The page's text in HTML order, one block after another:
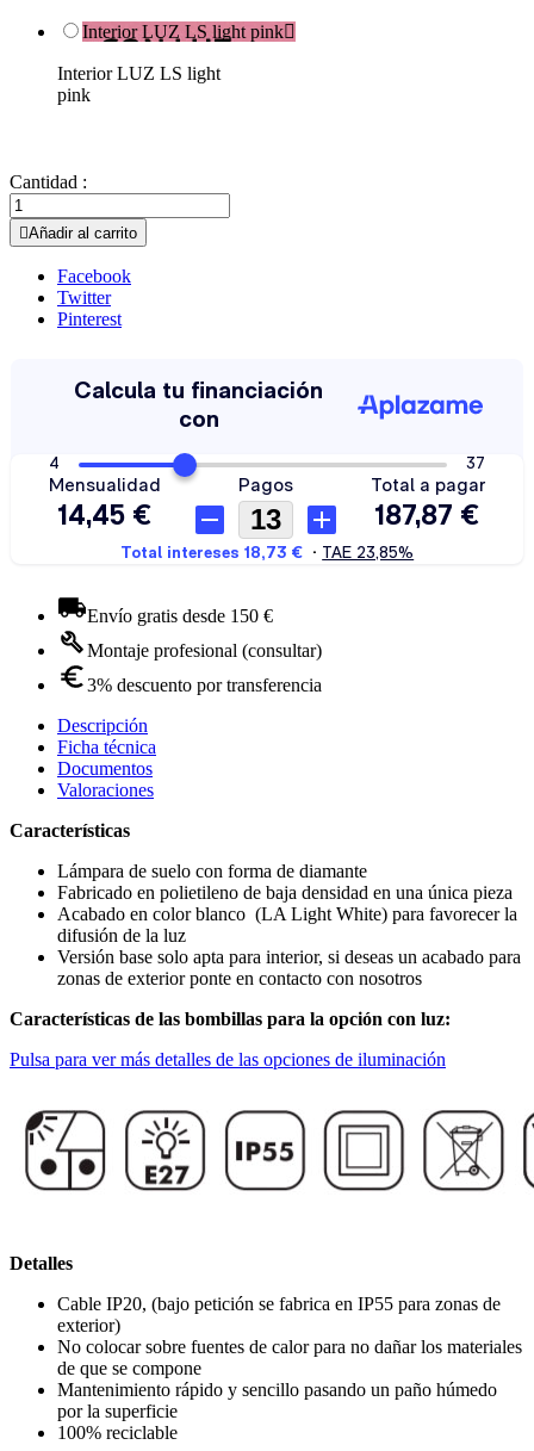
Interior LUZ LS light pink
Interior LUZ LS light
pink
Cantidad :
Añadir al carrito
Facebook
Twitter
Pinterest
Envío gratis desde 150 €
Montaje profesional (consultar)
3% descuento por transferencia
Descripción
Ficha técnica
Documentos
Valoraciones
Características
Lámpara de suelo con forma de diamante
Fabricado en polietileno de baja densidad en una única pieza
Acabado en color blanco (LA Light White) para favorecer la
difusión de la luz
Versión base solo apta para interior, si deseas un acabado para
zonas de exterior ponte en contacto con nosotros
Características de las bombillas para la opción con luz:
Pulsa para ver más detalles de las opciones de iluminación
Detalles
Cable IP20, (bajo petición se fabrica en IP55 para zonas de
exterior)
No colocar sobre fuentes de calor para no dañar los materiales
de que se compone
Mantenimiento rápido y sencillo pasando un paño húmedo
por la superficie
100% reciclable